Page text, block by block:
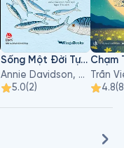
Sống Một Đời Tựa Biển Khơi
Annie Davidson, Richard Harrington
5.0(2)
Chạm
Trần
4.8(8